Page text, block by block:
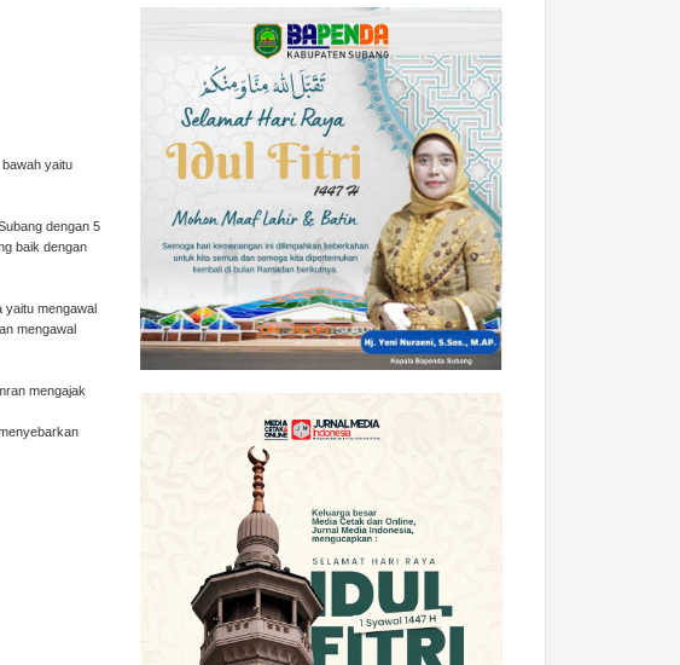
yaitu
dengan 5
baik dengan
yaitu mengawal
mengawal
mengajak